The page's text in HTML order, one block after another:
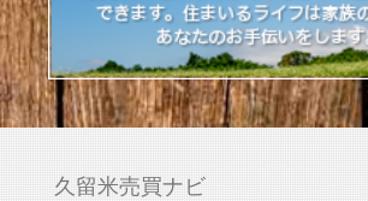
久留米売買ナビ